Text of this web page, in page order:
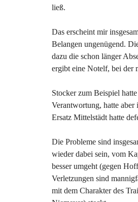
ließ.
Das erscheint mir
Belangen ungenügend.
dazu die schon länger
ergibt eine Notelf, bei der
Stocker zum Beispiel
Verantwortung, hatte
Ersatz Mittelstädt hatte
Die Probleme sind
wieder dabei sein, vom
besser umgeht (gegen
Verletzungen sind
mit dem Charakter des